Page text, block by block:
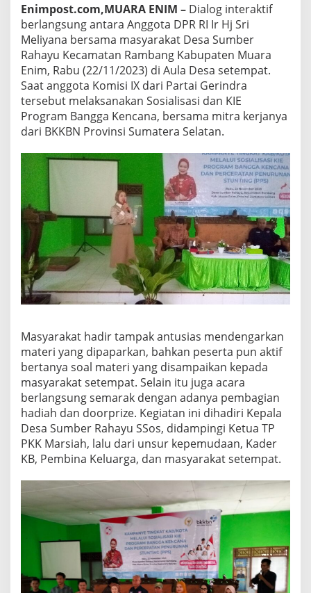
Enimpost.com,MUARA ENIM – Dialog interaktif
berlangsung antara Anggota DPR RI Ir Hj Sri
Meliyana bersama masyarakat Desa Sumber
Rahayu Kecamatan Rambang Kabupaten Muara
Enim, Rabu (22/11/2023) di Aula Desa setempat.
Saat anggota Komisi IX dari Partai Gerindra
tersebut melaksanakan Sosialisasi dan KIE
Program Bangga Kencana, bersama mitra kerjanya
dari BKKBN Provinsi Sumatera Selatan.
Masyarakat hadir tampak antusias mendengarkan
materi yang dipaparkan, bahkan peserta pun aktif
bertanya soal materi yang disampaikan kepada
masyarakat setempat. Selain itu juga acara
berlangsung semarak dengan adanya pembagian
hadiah dan doorprize. Kegiatan ini dihadiri Kepala
Desa Sumber Rahayu SSos, didampingi Ketua TP
PKK Marsiah, lalu dari unsur kepemudaan, Kader
KB, Pembina Keluarga, dan masyarakat setempat.